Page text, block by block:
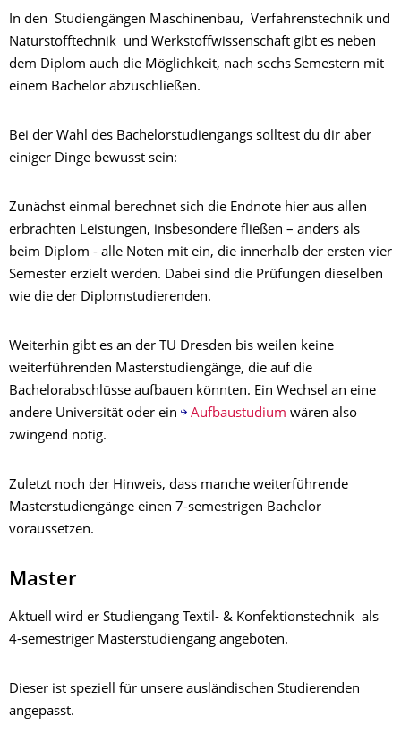
In den Studiengängen Maschinenbau, Verfahrenstechnik und
Naturstofftechnik und Werkstoffwissenschaft gibt es neben
dem Diplom auch die Möglichkeit, nach sechs Semestern mit
einem Bachelor abzuschließen.
Bei der Wahl des Bachelorstudiengangs solltest du dir aber
einiger Dinge bewusst sein:
Zunächst einmal berechnet sich die Endnote hier aus allen
erbrachten Leistungen, insbesondere fließen – anders als
beim Diplom - alle Noten mit ein, die innerhalb der ersten vier
Semester erzielt werden. Dabei sind die Prüfungen dieselben
wie die der Diplomstudierenden.
Weiterhin gibt es an der TU Dresden bis weilen keine
weiterführenden Masterstudiengänge, die auf die
Bachelorabschlüsse aufbauen könnten. Ein Wechsel an eine
andere Universität oder ein
Aufbaustudium wären also
zwingend nötig.
Zuletzt noch der Hinweis, dass manche weiterführende
Masterstudiengänge einen 7-semestrigen Bachelor
voraussetzen.
Master
Aktuell wird er Studiengang Textil- & Konfektionstechnik als
4-semestriger Masterstudiengang angeboten.
Dieser ist speziell für unsere ausländischen Studierenden
angepasst.